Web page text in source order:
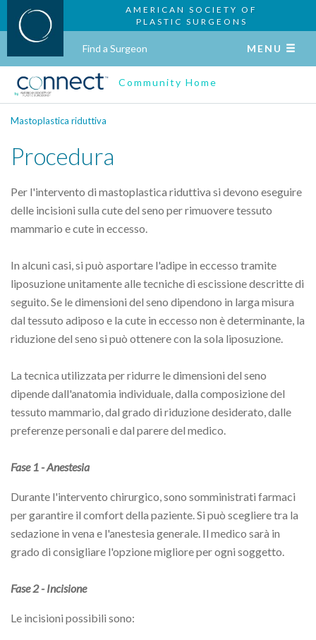
AMERICAN SOCIETY OF
PLASTIC SURGEONS
Find a Surgeon MENU
Community Home
Mastoplastica riduttiva
Procedura
Per l'intervento di mastoplastica riduttiva si devono eseguire
delle incisioni sulla cute del seno per rimuovere tessuto
mammario e cute in eccesso.
In alcuni casi, si può asportare l'adipe in eccesso tramite
liposuzione unitamente alle tecniche di escissione descritte di
seguito. Se le dimensioni del seno dipendono in larga misura
dal tessuto adiposo e la cute in eccesso non è determinante, la
riduzione del seno si può ottenere con la sola liposuzione.
La tecnica utilizzata per ridurre le dimensioni del seno
dipende dall'anatomia individuale, dalla composizione del
tessuto mammario, dal grado di riduzione desiderato, dalle
preferenze personali e dal parere del medico.
Fase 1 - Anestesia
Durante l'intervento chirurgico, sono somministrati farmaci
per garantire il comfort della paziente. Si può scegliere tra la
sedazione in vena e l'anestesia generale. Il medico sarà in
grado di consigliare l'opzione migliore per ogni soggetto.
Fase 2 - Incisione
Le incisioni possibili sono: